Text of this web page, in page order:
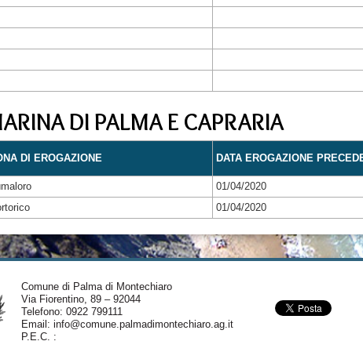
DI PALMA E CAPRARIA
DI EROGAZIONE DATA EROGAZIONE
01/04/2020
01/04/2020
Comune di Palma di Montechiaro
Via Fiorentino, 89 – 92044
Telefono: 0922 799111
Email: info@comune.palmadimontechiaro.ag.it
P.E.C. :